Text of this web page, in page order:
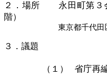
２．場所 永田町第３
階）
東京都千代田区永
３．議題
（１） 省庁再